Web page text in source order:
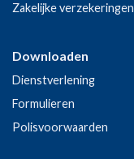
Zakelijke verzekeringen
Downloaden
Dienstverlening
Formulieren
Polisvoorwaarden